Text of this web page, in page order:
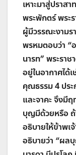
เหาะมาสู่ปราส
พระพักตร์ พระ
ผู้มีวรรณะงามร
พรหมตอบว่า “
นารท”พระราช
อยู่ในอากาศได้
คุณธรรม4 ปร
และจาคะ จึงมีฤ
บุญมีด้วยหรือ ถ้
อธิบายให้ข้าพเ
อธิบายว่า “ผล